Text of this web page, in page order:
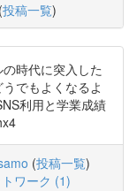
(投稿一覧)
時代に突入した
でもよくなるよ
利用と学業成績
(投稿一覧)
ワーク (1)